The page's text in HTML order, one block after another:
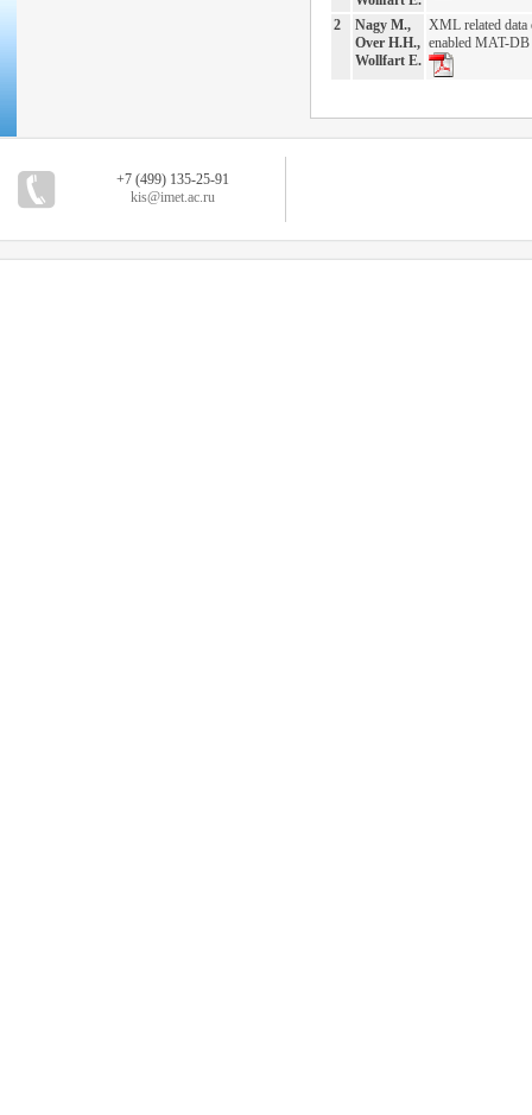
2
Nagy M.,
Over H.H.,
Wollfart E.
XML related data
enabled MAT-DB
+7 (499) 135-25-91
kis@imet.ac.ru